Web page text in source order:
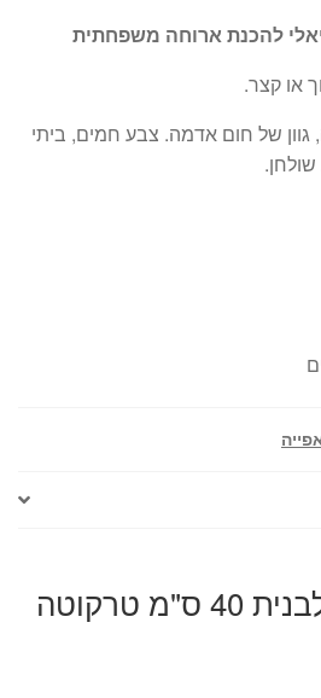
להכנת ארוחה משפחתית
או קצר.
גוון של חום אדמה. צבע חמים, ביתי
תבנית אפייה מלבנית 40 ס"מ טרקוטה